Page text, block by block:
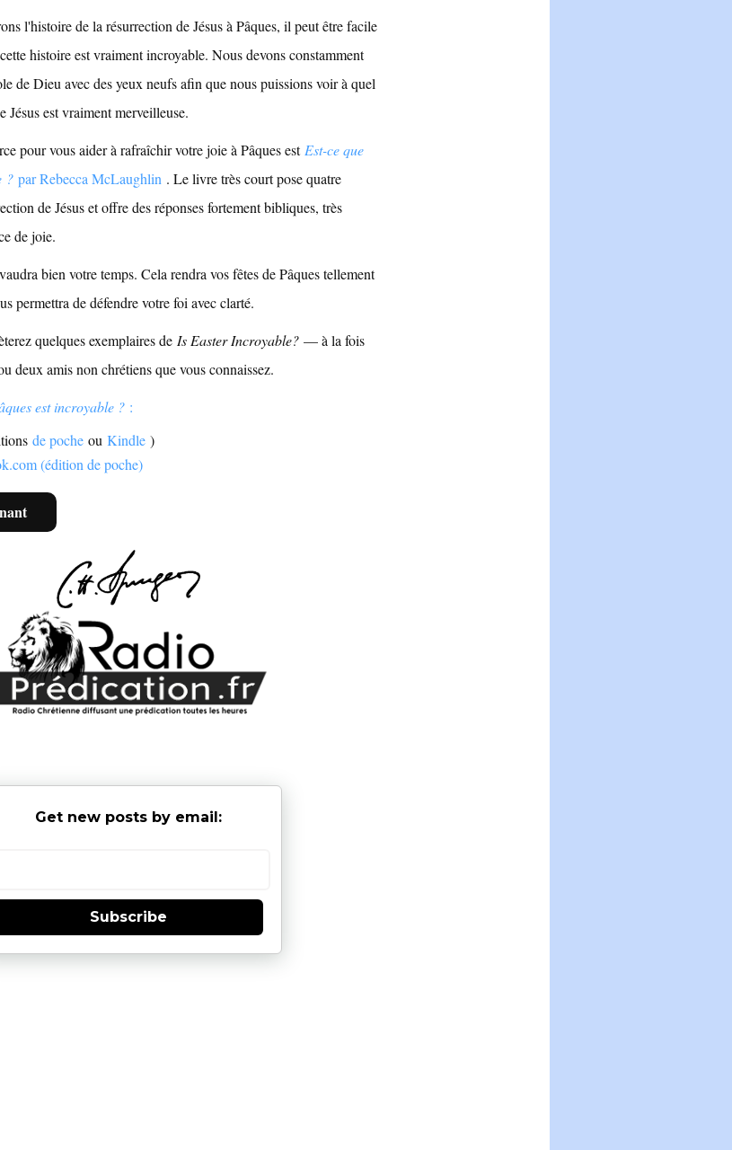
l'histoire de la résurrection de Jésus à Pâques, il peut être facile
histoire est vraiment incroyable. Nous devons constamment
de Dieu avec des yeux neufs afin que nous puissions voir à quel
Jésus est vraiment merveilleuse.
pour vous aider à rafraîchir votre joie à Pâques estEst-ce que
? par Rebecca McLaughlin . Le livre très court pose quatre
de Jésus et offre des réponses fortement bibliques, très
de joie.
bien votre temps. Cela rendra vos fêtes de Pâques tellement
permettra de défendre votre foi avec clarté.
quelques exemplaires de Is Easter Incroyable? — à la fois
deux amis non chrétiens que vous connaissez.
est incroyable ? :
de poche ou Kindle )
(édition de poche)
Get new posts by email:
Subscribe